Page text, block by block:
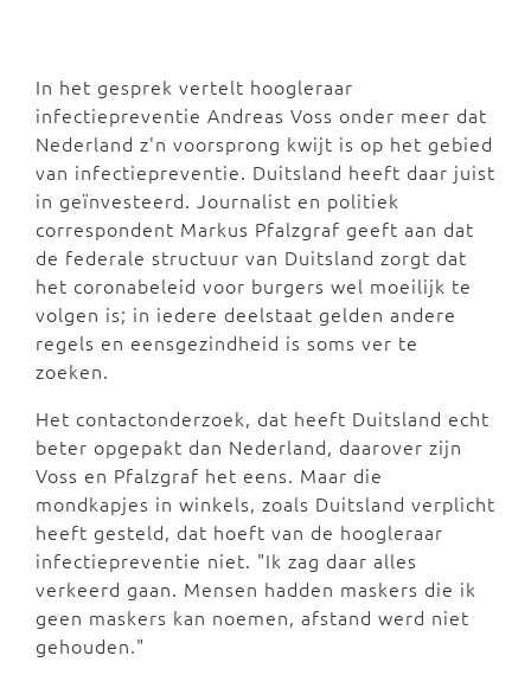
In het gesprek vertelt hoogleraar
infectiepreventie Andreas Voss onder meer dat
Nederland z'n voorsprong kwijt is op het gebied
van infectiepreventie. Duitsland heeft daar juist
in geïnvesteerd. Journalist en politiek
correspondent Markus Pfalzgraf geeft aan dat
de federale structuur van Duitsland zorgt dat
het coronabeleid voor burgers wel moeilijk te
volgen is; in iedere deelstaat gelden andere
regels en eensgezindheid is soms ver te
zoeken.
Het contactonderzoek, dat heeft Duitsland echt
beter opgepakt dan Nederland, daarover zijn
Voss en Pfalzgraf het eens. Maar die
mondkapjes in winkels, zoals Duitsland verplicht
heeft gesteld, dat hoeft van de hoogleraar
infectiepreventie niet. "Ik zag daar alles
verkeerd gaan. Mensen hadden maskers die ik
geen maskers kan noemen, afstand werd niet
gehouden."